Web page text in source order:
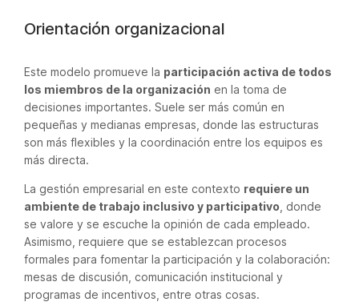
Orientación organizacional
Este modelo promueve la participación activa de todos
los miembros de la organización en la toma de
decisiones importantes. Suele ser más común en
pequeñas y medianas empresas, donde las estructuras
son más flexibles y la coordinación entre los equipos es
más directa.
La gestión empresarial en este contexto requiere un
ambiente de trabajo inclusivo y participativo , donde
se valore y se escuche la opinión de cada empleado.
Asimismo, requiere que se establezcan procesos
formales para fomentar la participación y la colaboración:
mesas de discusión, comunicación institucional y
programas de incentivos, entre otras cosas.